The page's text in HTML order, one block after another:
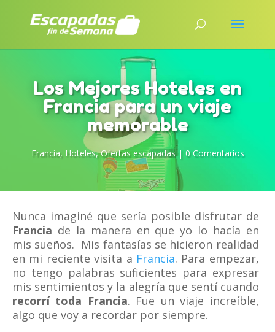
Los Mejores Hoteles en
Francia para un viaje
memorable
Francia, Hoteles,Ofertas escapadas| 0 Comentarios
Nunca imaginé que sería posible disfrutar de
Francia de la manera en que yo lo hacía en
mis sueños. Mis fantasías se hicieron realidad
en mi reciente visita a Francia. Para empezar,
no tengo palabras suficientes para expresar
mis sentimientos y la alegría que sentí cuando
recorrí toda Francia. Fue un viaje increíble,
algo que voy a recordar por siempre.